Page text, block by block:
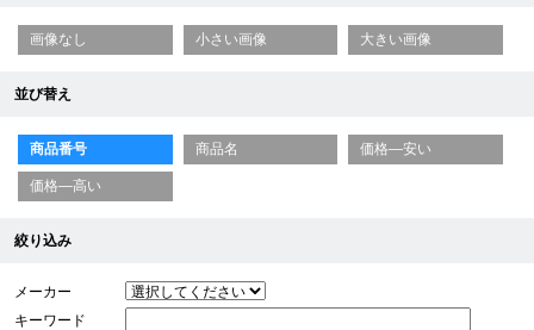
画像なし 小さい画像 大きい画像
並び替え
商品番号 商品名 価格—安い
価格—高い
絞り込み
メーカー
キーワード